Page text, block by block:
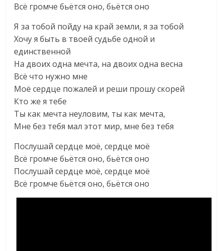
Всё громче бьётся оно, бьётся оно
Я за тобой пойду на край земли, я за тобой
Хочу я быть в твоей судьбе одной и
единственной
На двоих одна мечта, на двоих одна весна
Всё что нужно мне
Моё сердце пожалей и реши прошу скорей
Кто же я тебе
Ты как мечта неуловим, ты как мечта,
Мне без тебя мал этот мир, мне без тебя
Послушай сердце моё, сердце моё
Всё громче бьётся оно, бьётся оно
Послушай сердце моё, сердце моё
Всё громче бьётся оно, бьётся оно